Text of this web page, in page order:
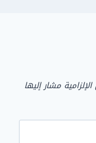
مشار إليها